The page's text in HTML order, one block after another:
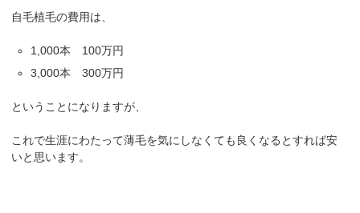
自毛植毛の費用は、
1,000本 100万円
3,000本 300万円
ということになりますが、
これで生涯にわたって薄毛を気にしなくても良くなるとすれば安
いと思います。